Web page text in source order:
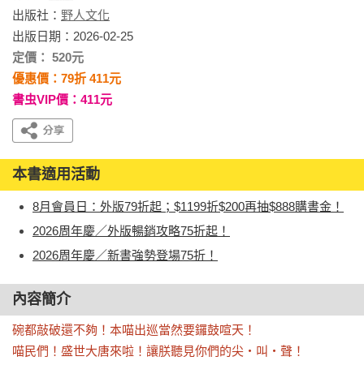
出版社： 野人文化
出版日期：2026-02-25
定價： 520元
優惠價：79折 411元
書虫VIP價：411元
本書適用活動
8月會員日：外版79折起；$1199折$200再抽$888購書金！
2026周年慶／外版暢銷攻略75折起！
2026周年慶／新書強勢登場75折！
內容簡介
碗都敲破還不夠！本喵出巡當然要鑼鼓喧天！
喵民們！盛世大唐來啦！讓朕聽見你們的尖・叫・聲！